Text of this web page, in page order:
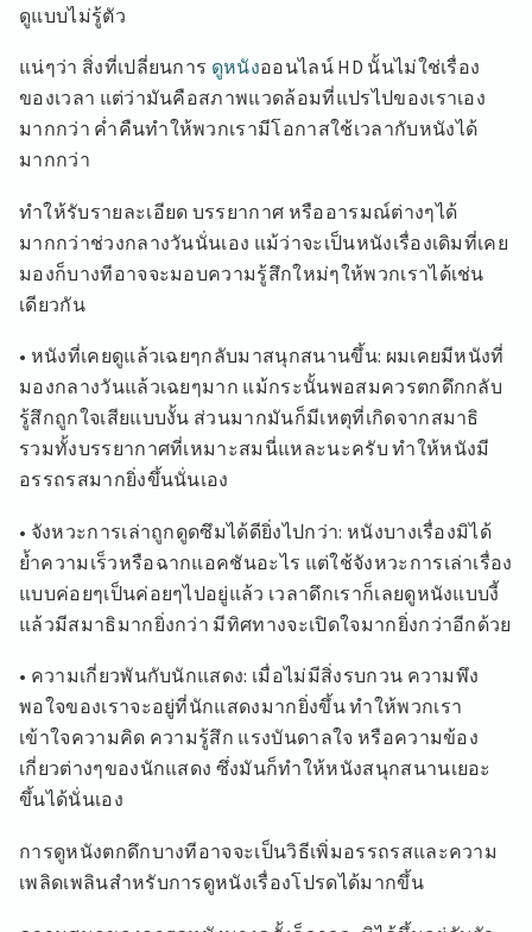
ดูแบบไม่รู้ตัว
แน่ๆว่า สิ่งที่เปลี่ยนการ ดูหนังออนไลน์ HD นั้นไม่ใช่เรื่อง
ของเวลา แต่ว่ามันคือสภาพแวดล้อมที่แปรไปของเราเอง
มากกว่า ค่ำคืนทำให้พวกเรามีโอกาสใช้เวลากับหนังได้
มากกว่า
ทำให้รับรายละเอียด บรรยากาศ หรืออารมณ์ต่างๆได้
มากกว่าช่วงกลางวันนั่นเอง แม้ว่าจะเป็นหนังเรื่องเดิมที่เคย
มองก็บางทีอาจจะมอบความรู้สึกใหม่ๆให้พวกเราได้เช่น
เดียวกัน
• หนังที่เคยดูแล้วเฉยๆกลับมาสนุกสนานขึ้น: ผมเคยมีหนังที่
มองกลางวันแล้วเฉยๆมาก แม้กระนั้นพอสมควรตกดึกกลับ
รู้สึกถูกใจเสียแบบงั้น ส่วนมากมันก็มีเหตุที่เกิดจากสมาธิ
รวมทั้งบรรยากาศที่เหมาะสมนี่แหละนะครับ ทำให้หนังมี
อรรถรสมากยิ่งขึ้นนั่นเอง
• จังหวะการเล่าถูกดูดซึมได้ดียิ่งไปกว่า: หนังบางเรื่องมิได้
ย้ำความเร็วหรือฉากแอคชันอะไร แต่ใช้จังหวะการเล่าเรื่อง
แบบค่อยๆเป็นค่อยๆไปอยู่แล้ว เวลาดึกเราก็เลยดูหนังแบบงี้
แล้วมีสมาธิมากยิ่งกว่า มีทิศทางจะเปิดใจมากยิ่งกว่าอีกด้วย
• ความเกี่ยวพันกับนักแสดง: เมื่อไม่มีสิ่งรบกวน ความพึง
พอใจของเราจะอยู่ที่นักแสดงมากยิ่งขึ้น ทำให้พวกเรา
เข้าใจความคิด ความรู้สึก แรงบันดาลใจ หรือความข้อง
เกี่ยวต่างๆของนักแสดง ซึ่งมันก็ทำให้หนังสนุกสนานเยอะ
ขึ้นได้นั่นเอง
การดูหนังตกดึกบางทีอาจจะเป็นวิธีเพิ่มอรรถรสและความ
เพลิดเพลินสำหรับการดูหนังเรื่องโปรดได้มากขึ้น